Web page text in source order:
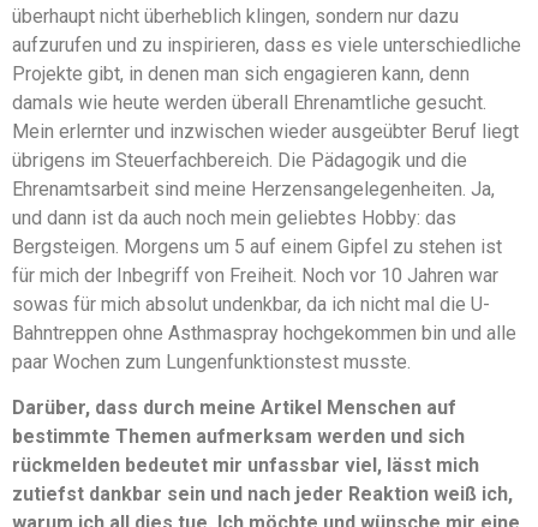
überhaupt nicht überheblich klingen, sondern nur dazu
aufzurufen und zu inspirieren, dass es viele unterschiedliche
Projekte gibt, in denen man sich engagieren kann, denn
damals wie heute werden überall Ehrenamtliche gesucht.
Mein erlernter und inzwischen wieder ausgeübter Beruf liegt
übrigens im Steuerfachbereich. Die Pädagogik und die
Ehrenamtsarbeit sind meine Herzensangelegenheiten. Ja,
und dann ist da auch noch mein geliebtes Hobby: das
Bergsteigen. Morgens um 5 auf einem Gipfel zu stehen ist
für mich der Inbegriff von Freiheit. Noch vor 10 Jahren war
sowas für mich absolut undenkbar, da ich nicht mal die U-
Bahntreppen ohne Asthmaspray hochgekommen bin und alle
paar Wochen zum Lungenfunktionstest musste.
Darüber, dass durch meine Artikel Menschen auf
bestimmte Themen aufmerksam werden und sich
rückmelden bedeutet mir unfassbar viel, lässt mich
zutiefst dankbar sein und nach jeder Reaktion weiß ich,